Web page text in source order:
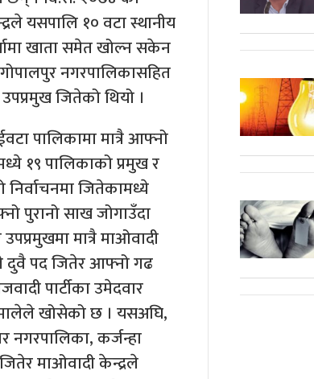
यसपालि १० वटा स्थानीय
खाता समेत खोल्न सकेन
नगरपालिकासहित
जितेको थियो ।
पालिकामा मात्रै आफ्नो
१९ पालिकाको प्रमुख र
जितेकामध्ये
पुरानो साख जोगाउँदा
मात्रै माओवादी
दुवै पद जितेर आफ्नो गढ
पार्टीका उमेदवार
खोसेको छ । यसअघि,
नगरपालिका, कर्जन्हा
माओवादी केन्द्रले